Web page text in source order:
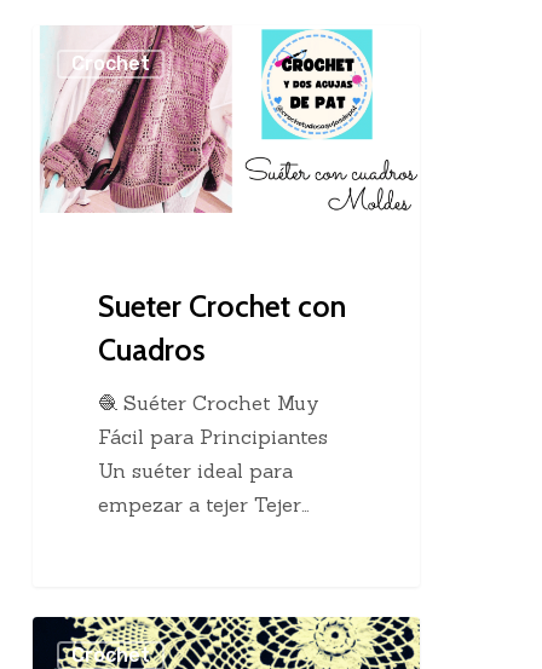
Crochet
con
Cuadros
Crochet
Sueter Crochet con
Cuadros
🧶 Suéter Crochet Muy
Fácil para Principiantes
Un suéter ideal para
empezar a tejer Tejer…
Carpeta
Crochet